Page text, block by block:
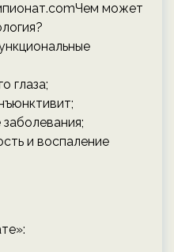
может
глаза;
и воспаление